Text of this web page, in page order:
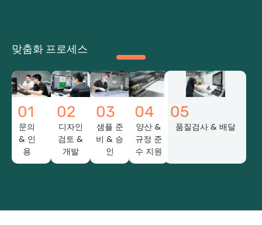
맞춤화 프로세스
01
문의
& 인
용
02
디자인
검토 &
개발
03
샘플 준
비 & 승
인
04
양산 &
규정 준
수 지원
05
품질검사 & 배달